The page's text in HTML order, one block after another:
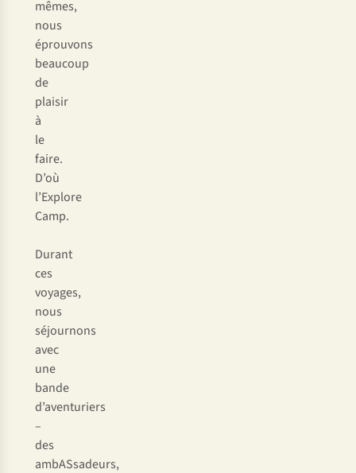
mêmes,
nous
éprouvons
beaucoup
de
plaisir
à
le
faire.
D’où
l’Explore
Camp.
Durant
ces
voyages,
nous
séjournons
avec
une
bande
d’aventuriers
–
des
ambASsadeurs,